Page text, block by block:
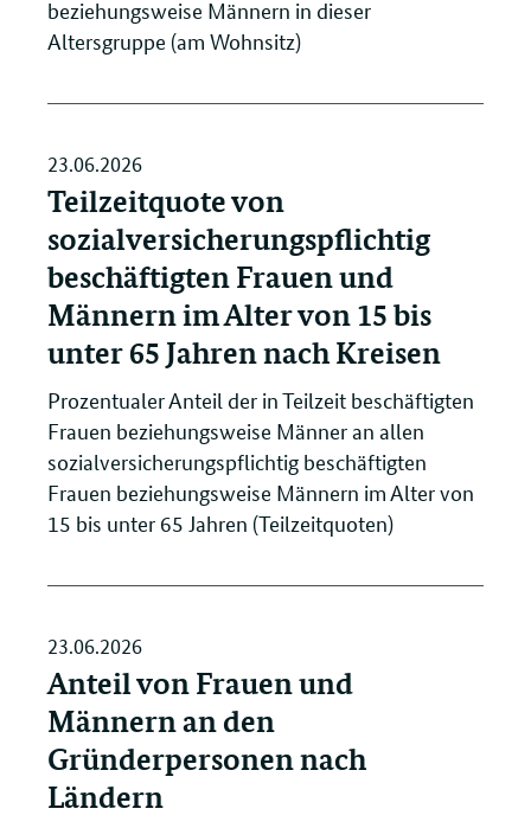
beziehungsweise Männern in dieser
Altersgruppe (am Wohnsitz)
23.06.2026
Teilzeitquote von
sozialversicherungspflichtig
beschäftigten Frauen und
Männern im Alter von 15 bis
unter 65 Jahren nach Kreisen
Prozentualer Anteil der in Teilzeit beschäftigten
Frauen beziehungsweise Männer an allen
sozialversicherungspflichtig beschäftigten
Frauen beziehungsweise Männern im Alter von
15 bis unter 65 Jahren (Teilzeitquoten)
23.06.2026
Anteil von Frauen und
Männern an den
Gründerpersonen nach
Ländern